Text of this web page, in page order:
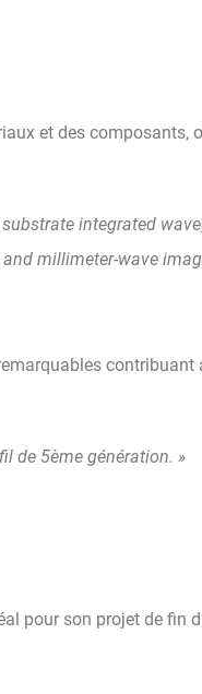
et des composants,
integrated
millimeter-wave
contribuant
de 5ème génération. »
pour son projet de fin